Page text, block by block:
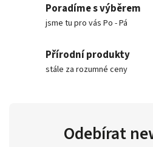
Poradíme s výběrem
jsme tu pro vás Po - Pá
Přírodní produkty
stále za rozumné ceny
Odebírat